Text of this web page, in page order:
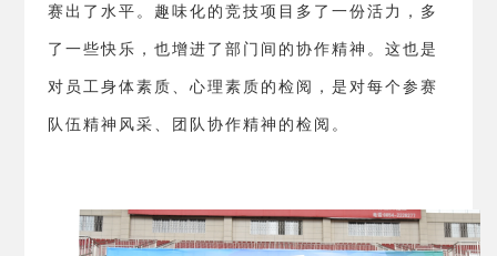
赛出了水平。趣味化的竞技项目多了一份活力，多
了一些快乐，也增进了部门间的协作精神。这也是
对员工身体素质、心理素质的检阅，是对每个参赛
队伍精神风采、团队协作精神的检阅。